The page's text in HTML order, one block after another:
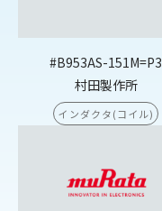
#B953AS-151M=P3
村田製作所
インダクタ(コイル)